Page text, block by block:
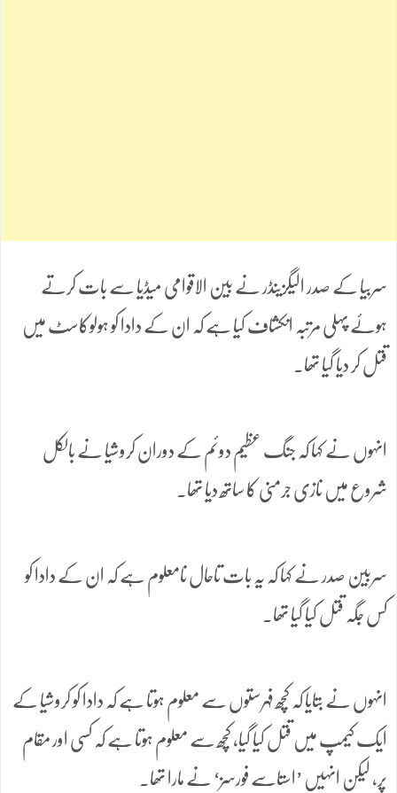
سربیا کے صدر الیگزینڈر نے بین الاقوامی میڈیا سے بات کرتے
ہوئے پہلی مرتبہ انکشاف کیا ہے کہ ان کے دادا کو ہولوکاسٹ میں
قتل کر دیا گیا تھا۔
انہوں نے کہا کہ جنگ عظیم دوئم کے دوران کروشیا نے بالکل
شروع میں نازی جرمنی کا ساتھ دیا تھا۔
سربین صدر نے کہا کہ یہ بات تاحال نامعلوم ہے کہ ان کے دادا کو
کس جگہ قتل کیا گیا تھا۔
انہوں نے بتایا کہ کچھ فہرستوں سے معلوم ہوتا ہے کہ دادا کو کروشیا کے
ایک کیمپ میں قتل کیا گیا، کچھ سے معلوم ہوتا ہے کہ کسی اور مقام
پر، لیکن انہیں ’استاسے فورسز‘ نے مارا تھا۔